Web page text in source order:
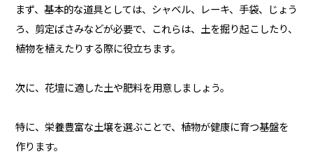
まず、基本的な道具としては、シャベル、レーキ、手袋、じょう
ろ、剪定ばさみなどが必要で、これらは、土を掘り起こしたり、
植物を植えたりする際に役立ちます。
次に、花壇に適した土や肥料を用意しましょう。
特に、栄養豊富な土壌を選ぶことで、植物が健康に育つ基盤を
作ります。